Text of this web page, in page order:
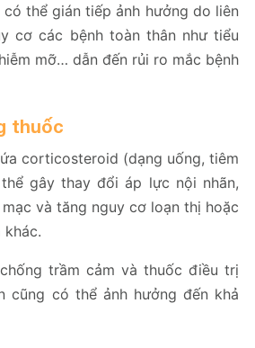
có thể gián tiếp ảnh hưởng do liên
cơ các bệnh toàn thân như tiểu
mỡ… dẫn đến rủi ro mắc bệnh
thuốc
corticosteroid (dạng uống, tiêm
gây thay đổi áp lực nội nhãn,
và tăng nguy cơ loạn thị hoặc
khác.
trầm cảm và thuốc điều trị
cũng có thể ảnh hưởng đến khả